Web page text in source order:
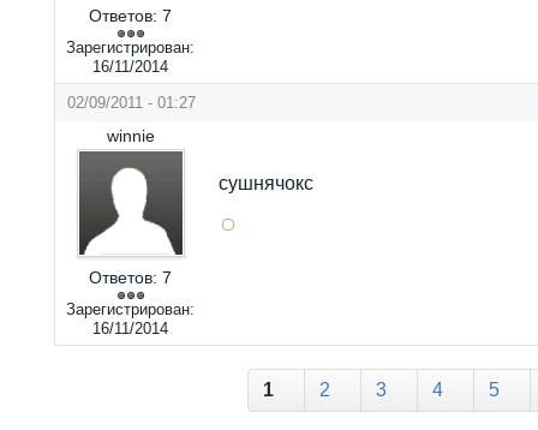
Ответов: 7
Зарегистрирован:
16/11/2014
02/09/2011 - 01:27
winnie
Ответов: 7
Зарегистрирован:
16/11/2014
сушнячокс
1 2 3 4 5